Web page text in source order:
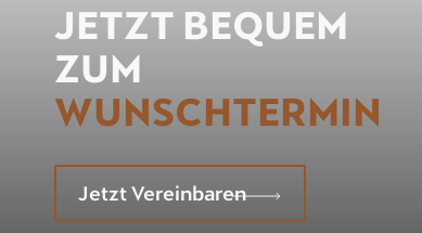
JETZT BEQUEM
ZUM
WUNSCHTERMIN
Jetzt Vereinbaren